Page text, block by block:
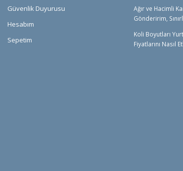
Güvenlik Duyurusu
Hesabım
Sepetim
Ağır ve Hacimli
Gönderirim,
Koli Boyutları
Fiyatlarını Nasıl